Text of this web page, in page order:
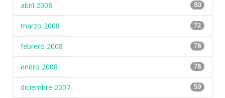
abril 2008 80
marzo 2008 72
febrero 2008 78
enero 2008 78
diciembre 2007 59